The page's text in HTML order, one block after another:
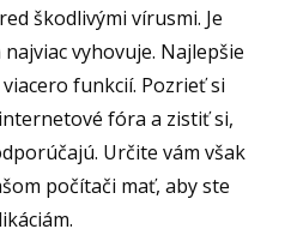
škodlivými vírusmi. Je
vyhovuje. Najlepšie
funkcií. Pozrieť si
fóra a zistiť si,
Určite vám však
počítači mať, aby ste